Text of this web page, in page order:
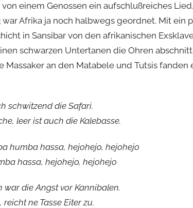
einem Genossen ein aufschlußreiches
Afrika ja noch halbwegs geordnet. Mit ein
in Sansibar von den afrikanischen
schwarzen Untertanen die Ohren
an den Matabele und Tutsis fanden
schwitzend die Safari.
leer ist auch die Kalebasse.
humba hassa, hejohejo, hejohejo
hassa, hejohejo, hejohejo
war die Angst vor Kannibalen.
ne Tasse Eiter zu.